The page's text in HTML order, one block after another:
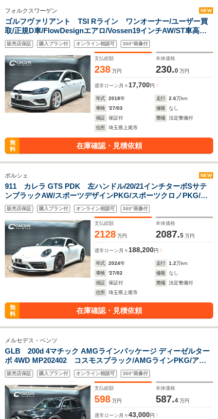
フォルクスワーゲン NEW
ゴルフヴァリアント TSI Rライン ワンオーナー/ユーザー買
取/正規D車/FlowDesignエアロ/Vossen19インチAW/ST車高
調/Bremboレッドキャリパー/DiscoverProパッケージ/テクノロ
ジーパッケージ/専用シート/フルセグTV/ETC2.0/バックカメ
ラ/ACC
販売店保証 購入プラン付 オンライン相談可 360°画像付
支払総額
238 万円
本体価格
230.0 万円
通常ローン 月々 17,700円
年式 2018年 走行 2.6万km
車検
'27/03 修復
なし
保証
保証付 整備
法定整備付
住所
埼玉県上尾市
無
料
在庫確認・見積依頼
ポルシェ NEW
911 カレラ GTS PDK 左ハンドル/20/21インチターボSサテ
ンブラックAW/スポーツデザインPKG/スポーツクロノPKG/ス
ポーツエグゾースト/PDLS+付きティンテッドLEDヘッドライ
ト/PASM/マルチファンクションGTスポーツステアリング
販売店保証 購入プラン付 オンライン相談可 360°画像付
支払総額
2128 万円
本体価格
2087.5 万円
通常ローン 月々 188,200円
年式 2024年 走行 1.2万km
車検
'27/02 修復
なし
保証
保証付 整備
法定整備付
住所
埼玉県上尾市
無
料
在庫確認・見積依頼
メルセデス・ベンツ
GLB 200d 4マチック AMGラインパッケージ ディーゼルター
ボ 4WD MP202402 コスモスブラック/AMGラインPKG/アド
バンスドPKG/パノラミックスライディングルーフ/HUD/ブルメ
スターサウンドシステム/純正20インチAW/360カメラ/レーダ-セ
ーフティーPKG/スポーツシ-ト/MBUXARナビゲーション
販売店保証 購入プラン付 オンライン相談可 360°画像付
支払総額
598 万円
本体価格
587.4 万円
通常ローン 月々43,000円